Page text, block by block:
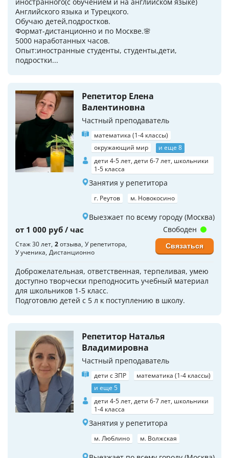
Английского языка и Турецкого.
Обучаю детей,подростков.
Формат-дистанционно и по Москве.🌸
5000 наработанных часов.
Опыт:иностранные студенты, студенты,дети,
подростки...
Репетитор Елена
Валентиновна
Частный преподаватель
математика (1-4 классы)
окружающий мир
и еще 8
дети 4-5 лет, дети 6-7 лет, школьники
1-5 класса
Занятия у репетитора
г. Реутов м. Новокосино
Выезжает по всему городу (Москва)
от 1 000 руб / час
Стаж 30 лет 2отзыва У репетитора
У ученика Дистанционно
Доброжелательная, ответственная, терпеливая, умею
доступно творчески преподносить учебный материал
для школьников 1-5 класс.
Подготовлю детей с 5 л к поступлению в школу.
Свободен
Связаться
Репетитор Наталья
Владимировна
Частный преподаватель
дети с ЗПР
математика (1-4 классы)
и еще 5
дети 4-5 лет, дети 6-7 лет, школьники
1-4 класса
Занятия у репетитора
м. Люблино м. Волжская